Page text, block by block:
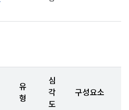
유
형
심
각
도
구성요소